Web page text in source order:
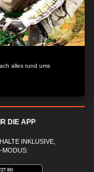
alles rund ums
DIE APP
INKLUSIVE,
MODUS: